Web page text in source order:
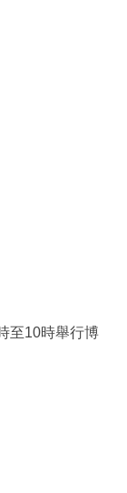
至10時舉行博